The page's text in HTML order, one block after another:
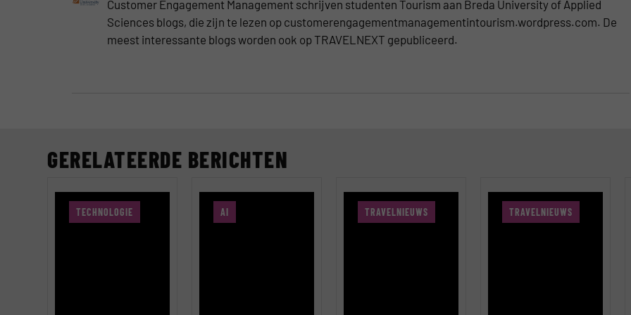
Customer Engagement Management schrijven studenten Tourism aan Breda University of Applied
Sciences blogs, die zijn te lezen op customerengagementmanagementintourism.wordpress.com. De
meest interessante blogs worden ook op TRAVELNEXT gepubliceerd.
GERELATEERDE BERICHTEN
TECHNOLOGIE AI TRAVELNIEUWS TRAVELNIEUWS